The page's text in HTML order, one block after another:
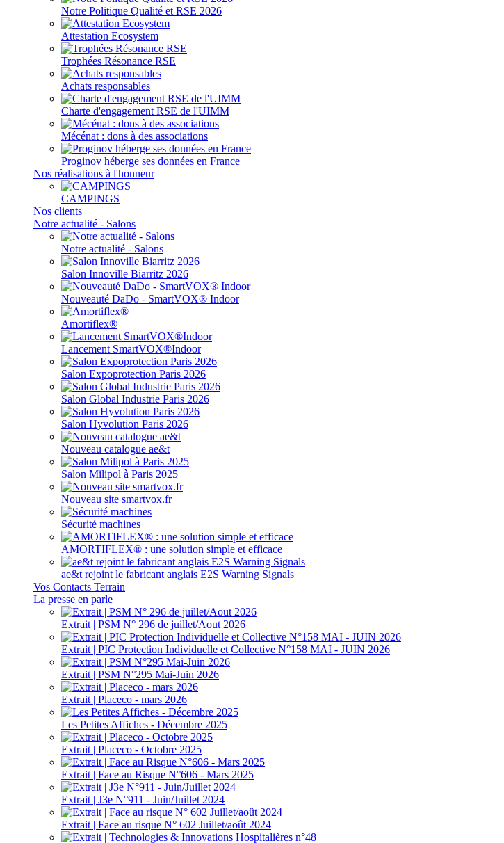
Notre Politique Qualité et RSE 2026
Attestation Ecosystem
Trophées Résonance RSE
Achats responsables
Charte d'engagement RSE de l'UIMM
Mécénat : dons à des associations
Proginov héberge ses données en France
Nos réalisations à l'honneur
CAMPINGS
Nos clients
Notre actualité - Salons
Notre actualité - Salons
Salon Innoville Biarritz 2026
Nouveauté DaDo - SmartVOX® Indoor
Amortiflex®
Lancement SmartVOX®Indoor
Salon Expoprotection Paris 2026
Salon Global Industrie Paris 2026
Salon Hyvolution Paris 2026
Nouveau catalogue ae&t
Salon Milipol à Paris 2025
Nouveau site smartvox.fr
Sécurité machines
AMORTIFLEX® : une solution simple et efficace
ae&t rejoint le fabricant anglais E2S Warning Signals
Vos Contacts Terrain
La presse en parle
Extrait | PSM N° 296 de juillet/Aout 2026
Extrait | PIC Protection Individuelle et Collective N°158 MAI - JUIN 2026
Extrait | PSM N°295 Mai-Juin 2026
Extrait | Placeco - mars 2026
Les Petites Affiches - Décembre 2025
Extrait | Placeco - Octobre 2025
Extrait | Face au Risque N°606 - Mars 2025
Extrait | J3e N°911 - Juin/Juillet 2024
Extrait | Face au risque N° 602 Juillet/août 2024